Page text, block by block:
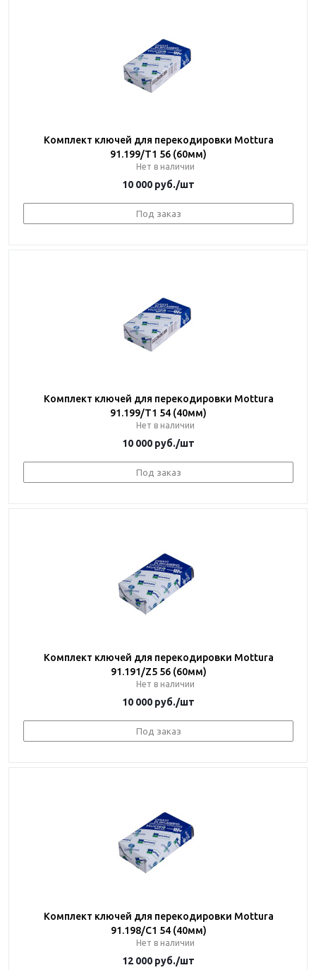
Комплект ключей для перекодировки Mottura
91.199/T1 56 (60мм)
Нет в наличии
10 000 руб./шт
Под заказ
Комплект ключей для перекодировки Mottura
91.199/T1 54 (40мм)
Нет в наличии
10 000 руб./шт
Под заказ
Комплект ключей для перекодировки Mottura
91.191/Z5 56 (60мм)
Нет в наличии
10 000 руб./шт
Под заказ
Комплект ключей для перекодировки Mottura
91.198/C1 54 (40мм)
Нет в наличии
12 000 руб./шт